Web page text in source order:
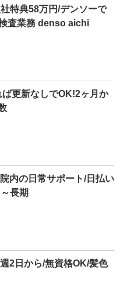
特典58万円/デンソーで
査業務 denso aichi
更新なしでOK!2ヶ月か
内の日常サポート/日払い
長期
2日から/無資格OK/髪色